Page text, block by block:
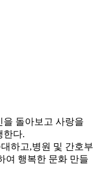
을 돌아보고 사랑을
한다.
하고,병원 및 간호부
여 행복한 문화 만들